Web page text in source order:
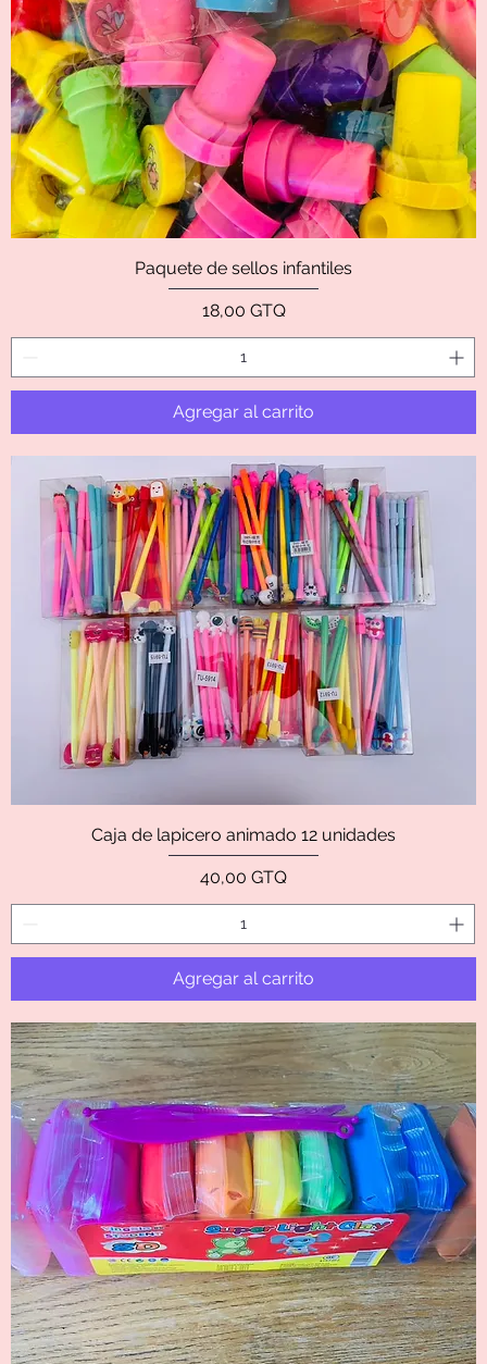
Paquete de sellos infantiles
Precio
18,00 GTQ
Agregar al carrito
Caja de lapicero animado 12 unidades
Precio
40,00 GTQ
Agregar al carrito